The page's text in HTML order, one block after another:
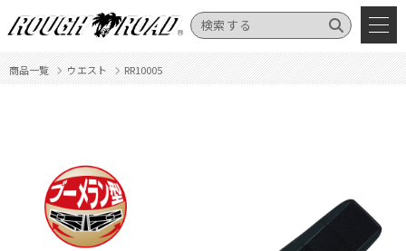
商品一覧 ウエスト RR10005